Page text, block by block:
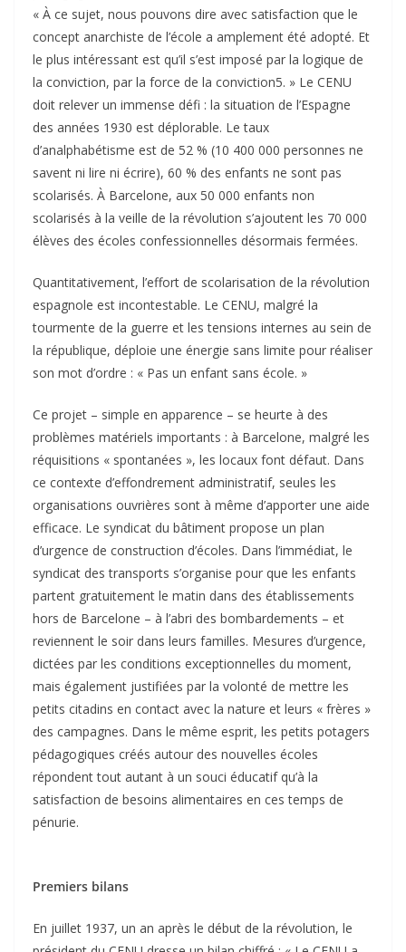
« À ce sujet, nous pouvons dire avec satisfaction que le
concept anarchiste de l’école a amplement été adopté. Et
le plus intéressant est qu’il s’est imposé par la logique de
la conviction, par la force de la conviction5. » Le CENU
doit relever un immense défi : la situation de l’Espagne
des années 1930 est déplorable. Le taux
d’analphabétisme est de 52 % (10 400 000 personnes ne
savent ni lire ni écrire), 60 % des enfants ne sont pas
scolarisés. À Barcelone, aux 50 000 enfants non
scolarisés à la veille de la révolution s’ajoutent les 70 000
élèves des écoles confessionnelles désormais fermées.
Quantitativement, l’effort de scolarisation de la révolution
espagnole est incontestable. Le CENU, malgré la
tourmente de la guerre et les tensions internes au sein de
la république, déploie une énergie sans limite pour réaliser
son mot d’ordre : « Pas un enfant sans école. »
Ce projet – simple en apparence – se heurte à des
problèmes matériels importants : à Barcelone, malgré les
réquisitions « spontanées », les locaux font défaut. Dans
ce contexte d’effondrement administratif, seules les
organisations ouvrières sont à même d’apporter une aide
efficace. Le syndicat du bâtiment propose un plan
d’urgence de construction d’écoles. Dans l’immédiat, le
syndicat des transports s’organise pour que les enfants
partent gratuitement le matin dans des établissements
hors de Barcelone – à l’abri des bombardements – et
reviennent le soir dans leurs familles. Mesures d’urgence,
dictées par les conditions exceptionnelles du moment,
mais également justifiées par la volonté de mettre les
petits citadins en contact avec la nature et leurs « frères »
des campagnes. Dans le même esprit, les petits potagers
pédagogiques créés autour des nouvelles écoles
répondent tout autant à un souci éducatif qu’à la
satisfaction de besoins alimentaires en ces temps de
pénurie.
Premiers bilans
En juillet 1937, un an après le début de la révolution, le